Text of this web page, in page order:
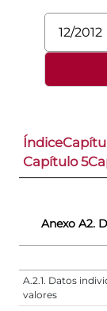
Índice
Capítulo 5
Anexo A2.
A.2.1. Datos
valores